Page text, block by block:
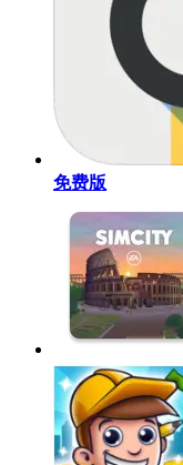
免费版